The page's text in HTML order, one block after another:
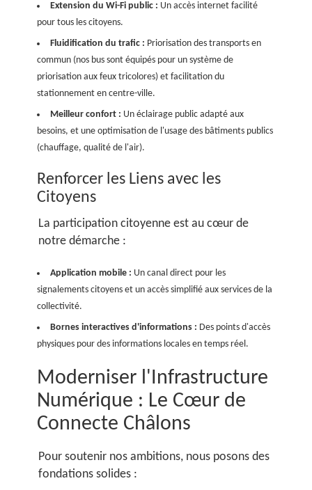
Extension du Wi-Fi public : Un accès internet facilité
pour tous les citoyens.
Fluidification du trafic : Priorisation des transports en
commun (nos bus sont équipés pour un système de
priorisation aux feux tricolores) et facilitation du
stationnement en centre-ville.
Meilleur confort : Un éclairage public adapté aux
besoins, et une optimisation de l'usage des bâtiments publics
(chauffage, qualité de l'air).
Renforcer les Liens avec les
Citoyens
La participation citoyenne est au cœur de
notre démarche :
Application mobile : Un canal direct pour les
signalements citoyens et un accès simplifié aux services de la
collectivité.
Bornes interactives d'informations : Des points d'accès
physiques pour des informations locales en temps réel.
Moderniser l'Infrastructure
Numérique : Le Cœur de
Connecte Châlons
Pour soutenir nos ambitions, nous posons des
fondations solides :